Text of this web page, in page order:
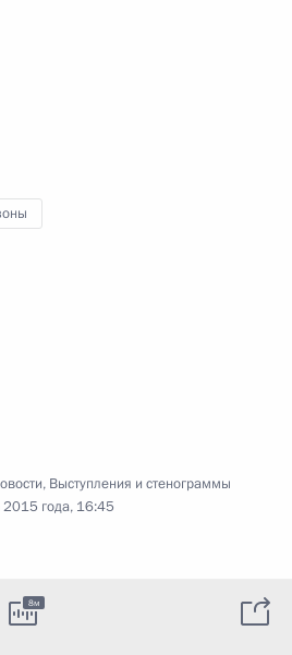
, Выступления и стенограммы
2015 года, 16:45
8м